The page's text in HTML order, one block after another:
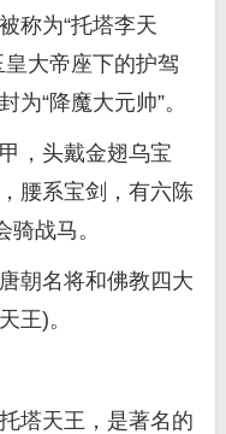
称为“托塔李天
大帝座下的护驾
为“降魔大元帅”。
，头戴金翅乌宝
腰系宝剑，有六陈
骑战马。
名将和佛教四大
王)。
天王，是著名的